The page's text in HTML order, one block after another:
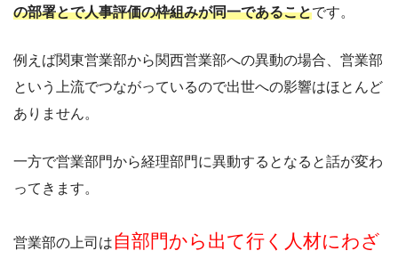
の部署とで人事評価の枠組みが同一であることです。
例えば関東営業部から関西営業部への異動の場合、営業部
という上流でつながっているので出世への影響はほとんど
ありません。
一方で営業部門から経理部門に異動するとなると話が変わ
ってきます。
営業部の上司は自部門から出て行く人材にわざ